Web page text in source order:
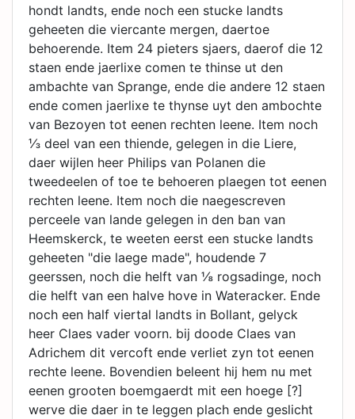
hondt landts, ende noch een stucke landts
geheeten die viercante mergen, daertoe
behoerende. Item 24 pieters sjaers, daerof die 12
staen ende jaerlixe comen te thinse ut den
ambachte van Sprange, ende die andere 12 staen
ende comen jaerlixe te thynse uyt den ambochte
van Bezoyen tot eenen rechten leene. Item noch
⅓ deel van een thiende, gelegen in die Liere,
daer wijlen heer Philips van Polanen die
tweedeelen of toe te behoeren plaegen tot eenen
rechten leene. Item noch die naegescreven
perceele van lande gelegen in den ban van
Heemskerck, te weeten eerst een stucke landts
geheeten "die laege made", houdende 7
geerssen, noch die helft van ⅛ rogsadinge, noch
die helft van een halve hove in Wateracker. Ende
noch een half viertal landts in Bollant, gelyck
heer Claes vader voorn. bij doode Claes van
Adrichem dit vercoft ende verliet zyn tot eenen
rechte leene. Bovendien beleent hij hem nu met
eenen grooten boemgaerdt mit een hoege [?]
werve die daer in te leggen plach ende geslicht